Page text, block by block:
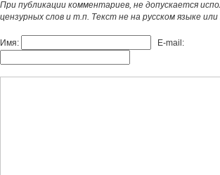
При публикации комментариев, не допускается
цензурных слов и т.п. Текст не на русском языке
Имя: E-mail: